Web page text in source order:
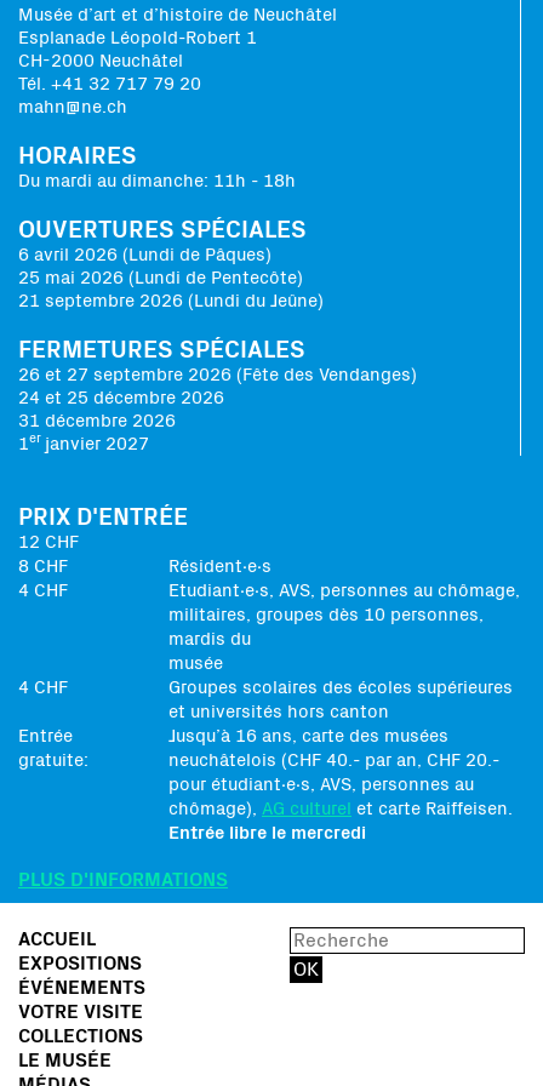
Musée d’art et d’histoire de Neuchâtel
Esplanade Léopold-Robert 1
CH-2000 Neuchâtel
Tél. +41 32 717 79 20
mahn@ne.ch
HORAIRES
Du mardi au dimanche: 11h - 18h
OUVERTURES SPÉCIALES
6 avril 2026 (Lundi de Pâques)
25 mai 2026 (Lundi de Pentecôte)
21 septembre 2026 (Lundi du Jeûne)
FERMETURES SPÉCIALES
26 et 27 septembre 2026 (Fête des Vendanges)
24 et 25 décembre 2026
31 décembre 2026
1er janvier 2027
PRIX D'ENTRÉE
12 CHF
8 CHF
Résident∙e∙s
4 CHF
Etudiant∙e∙s, AVS, personnes au chômage,
militaires, groupes dès 10 personnes,
mardis du
musée
4 CHF
Groupes scolaires des écoles supérieures
et universités hors canton
Entrée
gratuite:
Jusqu’à 16 ans, carte des musées
neuchâtelois (CHF 40.- par an, CHF 20.-
pour étudiant∙e∙s, AVS, personnes au
chômage), AG culturel et carte Raiffeisen.
Entrée libre le mercredi
PLUS D'INFORMATIONS
ACCUEIL
EXPOSITIONS
ÉVÉNEMENTS
VOTRE VISITE
COLLECTIONS
LE MUSÉE